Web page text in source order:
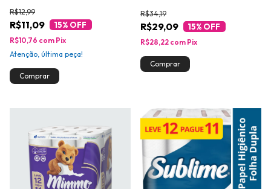
R$11,09
R$12,99
15% OFF
R$10,76 com Pix
Atenção, última peça!
R$29,09
R$34,19
15% OFF
R$28,22 com Pix